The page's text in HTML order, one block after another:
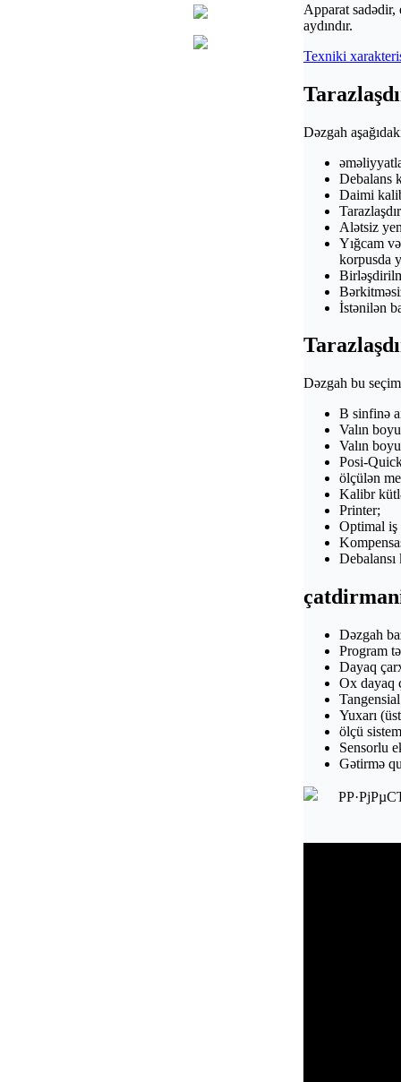
Apparat sadәdir,
aydındır.
Texniki
Dәzgah
Debalans
Daimi
Alәtsiz
Yığcam
korpusda
İstәnilәn
Dәzgah bu
B sinfinә
Valın
Valın
Posi-
ölçülәn
Kalibr
Printer;
Optimal iş
Dәzgah
Program
Dayaq
Ox dayaq
Yuxarı
ölçü
Sensorlu
Gәtirmә